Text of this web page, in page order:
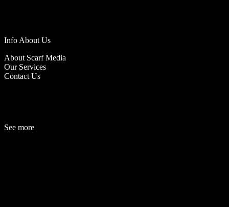
Info About Us
About Scarf Media
Our Services
Contact Us
See more